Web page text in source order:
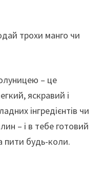
трохи манго чи
– це
яскравий і
інгредієнтів чи
– і в тебе готовий
пити будь-коли.